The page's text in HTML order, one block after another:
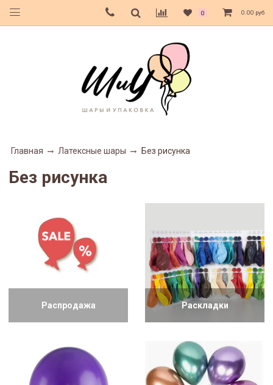
0 0.00 руб
Главная Латексные шары Без рисунка
Без рисунка
Распродажа Раскладки